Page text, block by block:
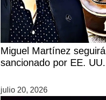
Miguel Martínez seguirá
sancionado por EE. UU.
julio 20, 2026